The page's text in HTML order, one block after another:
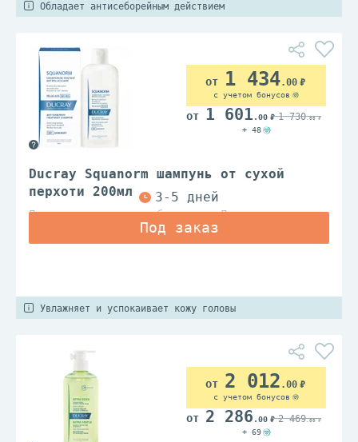
Обладает антисеборейным действием
Ducray Squanorm шампунь от сухой
перхоти 200мл
Дерматологические лаборатории Дюкрэ
1 434.00
с учетом бонусов
1 601 .00 1 730.00
+ 48
Увлажняет и успокаивает кожу головы
2 012 .00
с учетом бонусов
2 286 .00 2 469.00
+ 69